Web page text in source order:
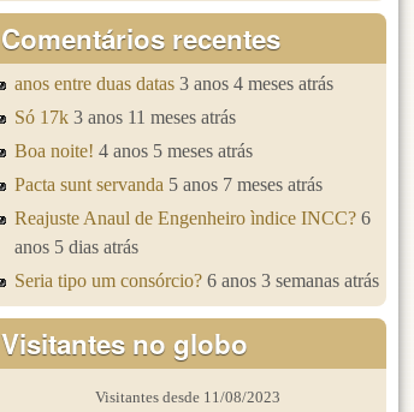
Comentários recentes
anos entre duas datas 3 anos 4 meses atrás
Só 17k 3 anos 11 meses atrás
Boa noite! 4 anos 5 meses atrás
Pacta sunt servanda 5 anos 7 meses atrás
Reajuste Anaul de Engenheiro ìndice INCC? 6
anos 5 dias atrás
Seria tipo um consórcio? 6 anos 3 semanas atrás
Visitantes no globo
Visitantes desde 11/08/2023